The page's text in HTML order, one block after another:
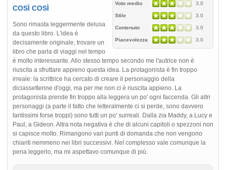
Voto medio 3.0
Stile 3.0
Contenuto 3.0
Piacevolezza 3.0
COSÌ COSÌ
Sono rimasta leggermente delusa
da questo libro. L'idea è
decisamente originale, trovare un
libro che parla di viaggi nel tempo
è molto interessante. Allo stesso tempo secondo me l'autrice non è
riuscita a sfruttare appieno questa idea. La protagonista è fin troppo
irreale: la scrittrice ha cercato di creare il personaggio della
diciassettenne d'oggi, ma per me non ci è riuscita appieno. La
protagonista prende fin troppo alla leggera un po' ogni faccenda. Gli altri
personaggi (a parte il fatto che letteralmente ci si perde, sono davvero
tantissimi forse troppi) sono tutti un po' surreali. Dalla zia Maddy, a Lucy e
Paul, a Gideon. Altra nota negativa è che di alcuni capitoli o spezzoni non
si capisce molto. Rimangono vari punti di domanda che non vengono
chiariti nemmeno nei libri successivi. Nel complesso vale comunque la
pena leggerlo, ma mi aspettavo comunque di più.